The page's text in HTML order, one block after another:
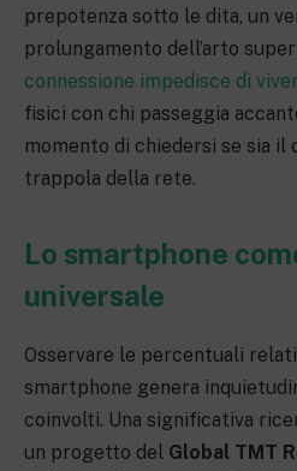
prepotenza sotto le dita, un
prolungamento dell’arto
connessione impedisce di
fisici con chi passeggia
momento di chiedersi se sia il
trappola della rete.
Lo smartphone
universale
Osservare le percentuali
smartphone genera
coinvolti. Una significativa
un progetto del Global TMT